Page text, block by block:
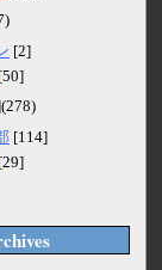
[2]
[50]
[114]
[29]